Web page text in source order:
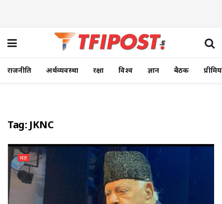
राजनीति अर्थव्यवस्था रक्षा विश्व ज्ञान बैठक
Tag: JKNC
मत